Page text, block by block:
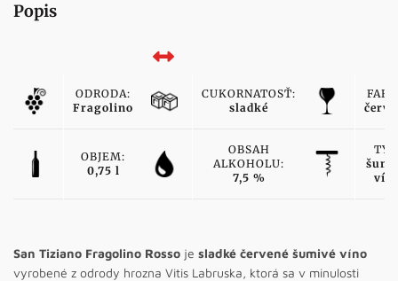
Popis
ODRODA:
Fragolino
CUKORNATOSŤ:
sladké
OBJEM:
0,75 l
OBSAH
ALKOHOLU:
7,5 %
San Tiziano Fragolino Rosso je sladké červené šumivé víno
vyrobené z odrody hrozna Vitis Labruska, ktorá sa v minulosti